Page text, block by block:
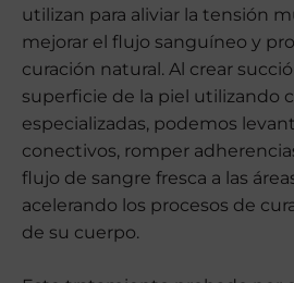
utilizan para aliviar la tensión
mejorar el flujo sanguíneo y
curación natural. Al crear
superficie de la piel utilizando
especializadas, podemos
conectivos, romper
flujo de sangre fresca a las
acelerando los procesos de
de su cuerpo.